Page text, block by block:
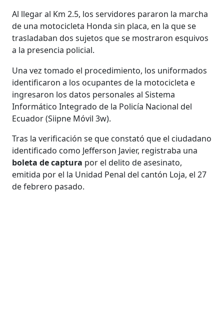
Al llegar al Km 2.5, los servidores pararon la marcha
de una motocicleta Honda sin placa, en la que se
trasladaban dos sujetos que se mostraron esquivos
a la presencia policial.
Una vez tomado el procedimiento, los uniformados
identificaron a los ocupantes de la motocicleta e
ingresaron los datos personales al Sistema
Informático Integrado de la Policía Nacional del
Ecuador (Siipne Móvil 3w).
Tras la verificación se que constató que el ciudadano
identificado como Jefferson Javier, registraba una
boleta de captura por el delito de asesinato,
emitida por el la Unidad Penal del cantón Loja, el 27
de febrero pasado.